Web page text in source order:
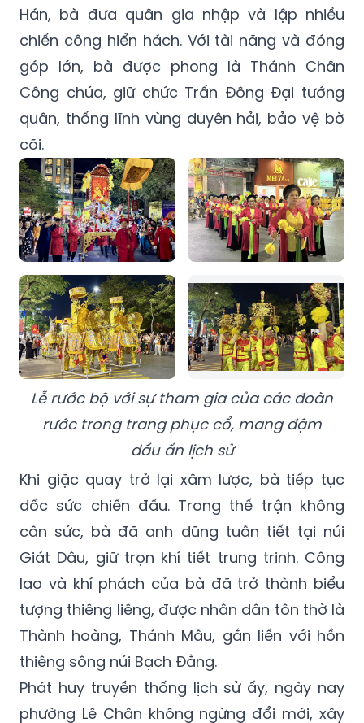
Hán, bà đưa quân gia nhập và lập nhiều
chiến công hiển hách. Với tài năng và đóng
góp lớn, bà được phong là Thánh Chân
Công chúa, giữ chức Trấn Đông Đại tướng
quân, thống lĩnh vùng duyên hải, bảo vệ bờ
cõi.
Lễ rước bộ với sự tham gia của các đoàn
rước trong trang phục cổ, mang đậm
dấu ấn lịch sử
Khi giặc quay trở lại xâm lược, bà tiếp tục
dốc sức chiến đấu. Trong thế trận không
cân sức, bà đã anh dũng tuẫn tiết tại núi
Giát Dâu, giữ trọn khí tiết trung trinh. Công
lao và khí phách của bà đã trở thành biểu
tượng thiêng liêng, được nhân dân tôn thờ là
Thành hoàng, Thánh Mẫu, gắn liền với hồn
thiêng sông núi Bạch Đằng.
Phát huy truyền thống lịch sử ấy, ngày nay
phường Lê Chân không ngừng đổi mới, xây